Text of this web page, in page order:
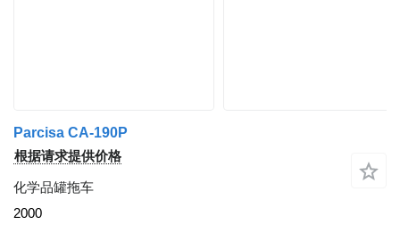
Parcisa CA-190P
根据请求提供价格
化学品罐拖车
2000